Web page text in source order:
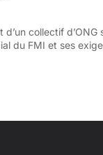
collectif d’ONG
du FMI et ses